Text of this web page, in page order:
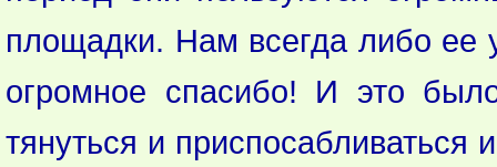
площадки. Нам всегда либо ее
огромное спасибо! И это
тянуться и приспосабливаться